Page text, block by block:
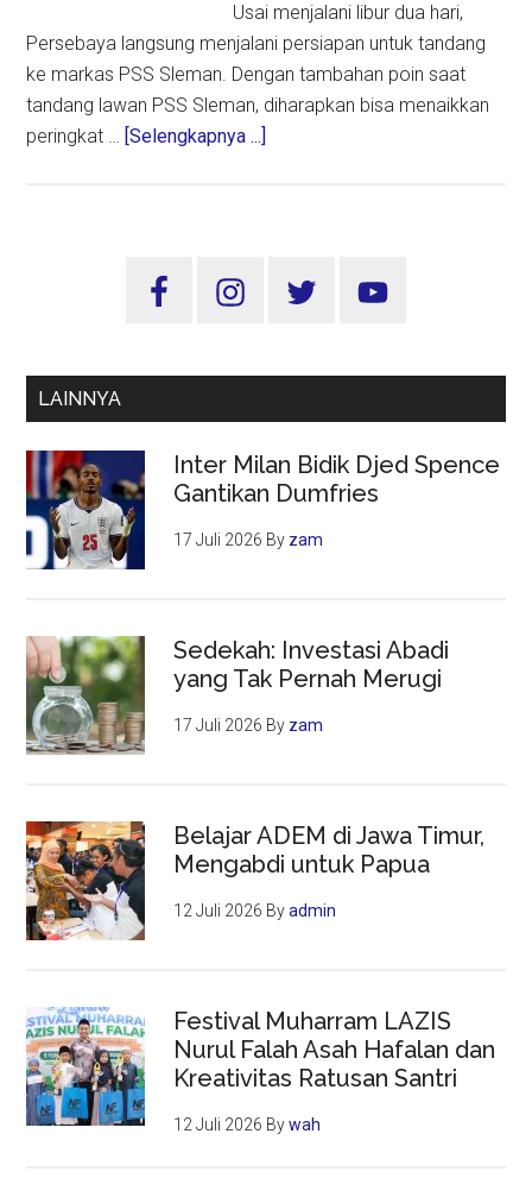
Usai menjalani libur dua hari,
Persebaya langsung menjalani persiapan untuk tandang
ke markas PSS Sleman. Dengan tambahan poin saat
tandang lawan PSS Sleman, diharapkan bisa menaikkan
peringkat … [Selengkapnya ...]
Terus
Hadapi
Sidebar
LAINNYA
Inter Milan Bidik Djed Spence
Gantikan Dumfries
17 Juli 2026 By zam
Sedekah: Investasi Abadi
yang Tak Pernah Merugi
17 Juli 2026 By zam
Belajar ADEM di Jawa Timur,
Mengabdi untuk Papua
12 Juli 2026 Byadmin
Festival Muharram LAZIS
Nurul Falah Asah Hafalan dan
Kreativitas Ratusan Santri
12 Juli 2026 Bywah